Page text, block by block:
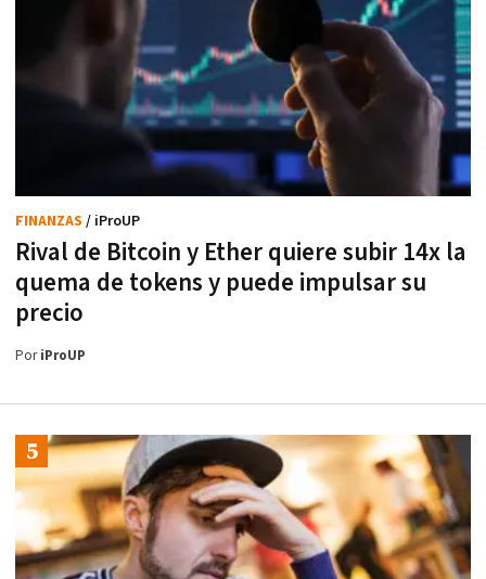
Rival de Bitcoin y Ether quiere subir 14x la
quema de tokens y puede impulsar su
precio
FINANZAS / iProUP
PoriProUP